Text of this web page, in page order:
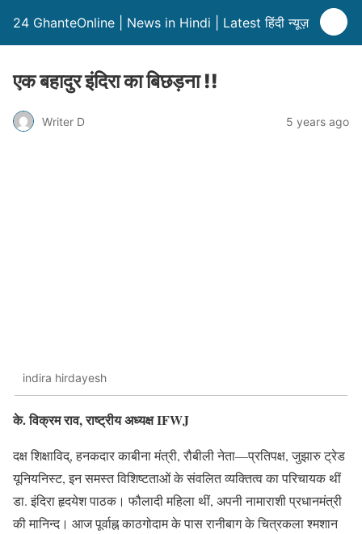
24 GhanteOnline | News in Hindi | Latest हिंदी न्यूज़
एक बहादुर इंदिरा का बिछड़ना !!
Writer D 5 years ago
indira hirdayesh
के. विक्रम राव, राष्ट्रीय अध्यक्ष IFWJ
दक्ष शिक्षाविद्, हनकदार काबीना मंत्री, रौबीली नेता—प्रतिपक्ष, जुझारु ट्रेड
यूनियनिस्ट, इन समस्त विशिष्टताओं के संवलित व्यक्तित्व का परिचायक थीं
डा. इंदिरा हृदयेश पाठक। फौलादी महिला थीं, अपनी नामाराशी प्रधानमंत्री
की मानिन्द। आज पूर्वाह्न काठगोदाम के पास रानीबाग के चित्रकला श्मशान